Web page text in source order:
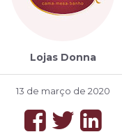
Lojas Donna
13 de março de 2020